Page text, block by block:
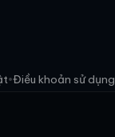
•Điều khoản sử dụng